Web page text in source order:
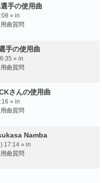
手の使用曲
» in
曲質問
手の使用曲
» in
曲質問
さんの使用曲
» in
曲質問
Namba
17:14 » in
曲質問